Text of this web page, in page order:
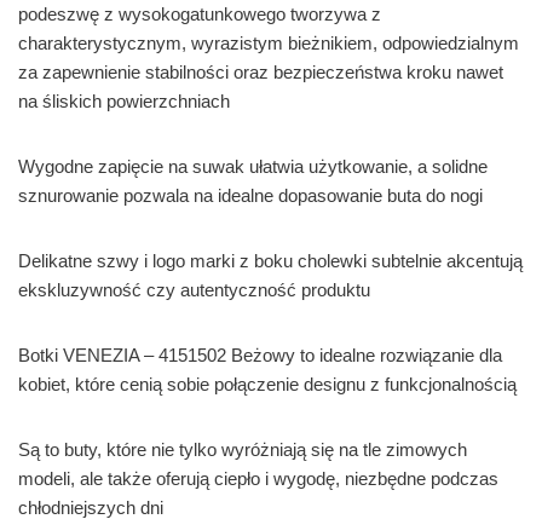
podeszwę z wysokogatunkowego tworzywa z
charakterystycznym, wyrazistym bieżnikiem, odpowiedzialnym
za zapewnienie stabilności oraz bezpieczeństwa kroku nawet
na śliskich powierzchniach
Wygodne zapięcie na suwak ułatwia użytkowanie, a solidne
sznurowanie pozwala na idealne dopasowanie buta do nogi
Delikatne szwy i logo marki z boku cholewki subtelnie akcentują
ekskluzywność czy autentyczność produktu
Botki VENEZIA – 4151502 Beżowy to idealne rozwiązanie dla
kobiet, które cenią sobie połączenie designu z funkcjonalnością
Są to buty, które nie tylko wyróżniają się na tle zimowych
modeli, ale także oferują ciepło i wygodę, niezbędne podczas
chłodniejszych dni